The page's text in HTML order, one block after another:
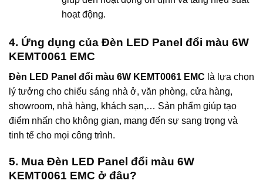
hoạt động.
4. Ứng dụng của Đèn LED Panel đổi màu 6W
KEMT0061 EMC
Đèn LED Panel đổi màu 6W KEMT0061 EMC là lựa chọn
lý tưởng cho chiếu sáng nhà ở, văn phòng, cửa hàng,
showroom, nhà hàng, khách sạn,… Sản phẩm giúp tạo
điểm nhấn cho không gian, mang đến sự sang trọng và
tinh tế cho mọi công trình.
5. Mua Đèn LED Panel đổi màu 6W
KEMT0061 EMC ở đâu?